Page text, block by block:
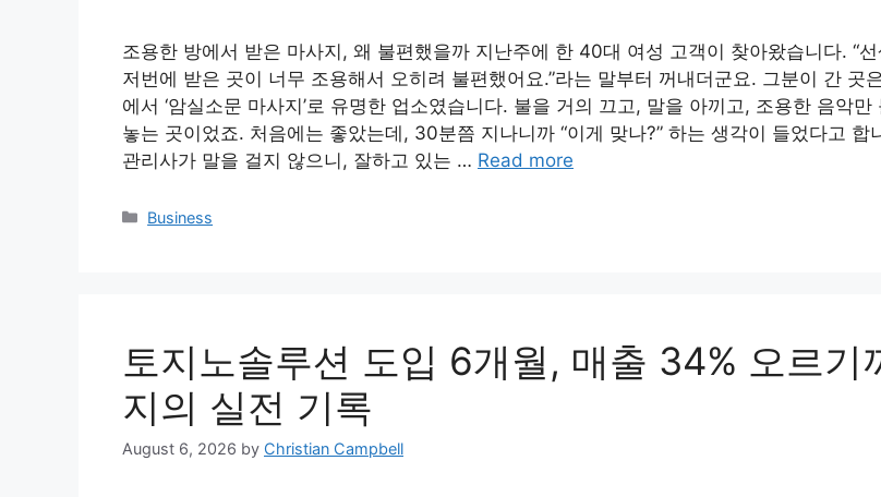
조용한 방에서 받은 마사지, 왜 불편했을까 지난주에 한 40대 여성 고객이 찾아왔습니다. “
저번에 받은 곳이 너무 조용해서 오히려 불편했어요.”라는 말부터 꺼내더군요. 그분이 간 곳
에서 ‘암실소문 마사지’로 유명한 업소였습니다. 불을 거의 끄고, 말을 아끼고, 조용한 음악만
놓는 곳이었죠. 처음에는 좋았는데, 30분쯤 지나니까 “이게 맞나?” 하는 생각이 들었다고 합
관리사가 말을 걸지 않으니, 잘하고 있는 … Read more
Categories
Business
토지노솔루션 도입 6개월, 매출 34% 오르기
지의 실전 기록
August 6, 2026 by Christian Campbell